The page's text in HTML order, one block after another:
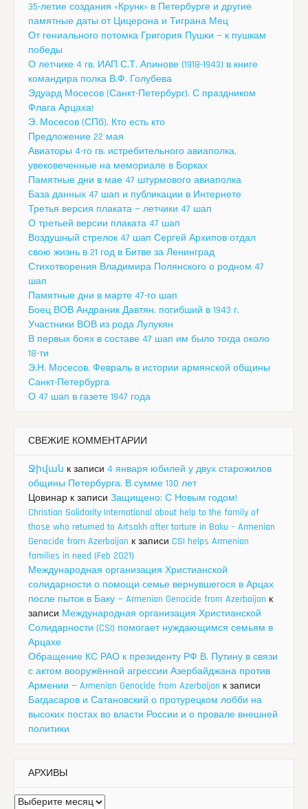
35-летие создания «Крунк» в Петербурге и другие
памятные даты от Цицерона и Тиграна Мец
От гениального потомка Григория Пушки — к пушкам
победы
О летчике 4 гв. ИАП С.Т. Апинове (1918-1943) в книге
командира полка В.Ф. Голубева
Эдуард Мосесов (Санкт-Петербург). С праздником
Флага Арцаха!
Э. Мосесов (СПб). Кто есть кто
Предложение 22 мая
Авиаторы 4-го гв. истребительного авиаполка,
увековеченные на мемориале в Борках
Памятные дни в мае 47 штурмового авиаполка
База данных 47 шап и публикации в Интернете
Третья версия плаката — летчики 47 шап
О третьей версии плаката 47 шап
Воздушный стрелок 47 шап Сергей Архипов отдал
свою жизнь в 21 год в Битве за Ленинград
Стихотворения Владимира Полянского о родном 47
шап
Памятные дни в марте 47-го шап
Боец ВОВ Андраник Давтян, погибший в 1943 г.
Участники ВОВ из рода Лулукян
В первых боях в составе 47 шап им было тогда около
18-ти
Э.Н. Мосесов. Февраль в истории армянской общины
Санкт-Петербурга
О 47 шап в газете 1947 года
СВЕЖИЕ КОММЕНТАРИИ
Ջիվան к записи 4 января юбилей у двух старожилов
общины Петербурга. В сумме 130 лет
Цовинар к записи Защищено: С Новым годом!
Christian Solidarity International about help to the family of
those who returned to Artsakh after torture in Baku – Armenian
Genocide from Azerbaijan к записи CSI helps Armenian
families in need (Feb 2021)
Международная организация Христианской
солидарности о помощи семье вернувшегося в Арцах
после пыток в Баку — Armenian Genocide from Azerbaijan к
записи Международная организация Христианской
Солидарности (CSI) помогает нуждающимся семьям в
Арцахе
Обращение КС РАО к президенту РФ В. Путину в связи
с актом вооружённой агрессии Азербайджана против
Армении — Armenian Genocide from Azerbaijan к записи
Багдасаров и Сатановский о протурецком лобби на
высоких постах во власти России и о провале внешней
политики
АРХИВЫ
Архивы